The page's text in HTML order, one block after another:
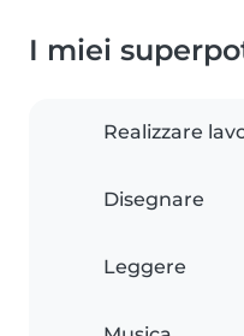
I miei
Realizzare
Disegnare
Leggere